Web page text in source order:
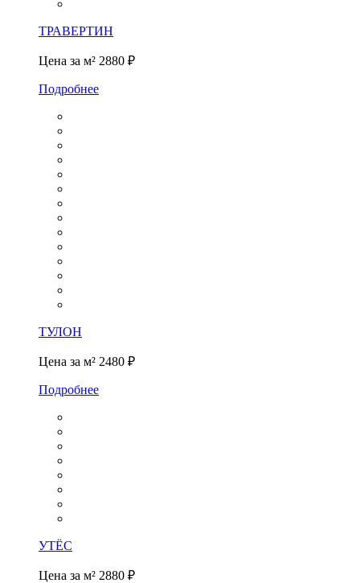
ТРАВЕРТИН
Цена за м² 2880 ₽
Подробнее
ТУЛОН
Цена за м² 2480 ₽
Подробнее
УТЁС
Цена за м² 2880 ₽